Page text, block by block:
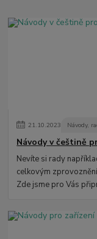
21.10.2023 Návody,
Návody v češtině
Nevíte si rady
celkovým
Zde jsme pro Vás